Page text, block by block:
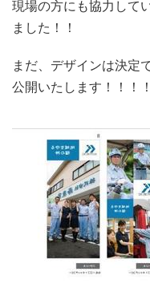
現場の方にも協力して
ました！！
まだ、デザインは決定
公開いたします！！！